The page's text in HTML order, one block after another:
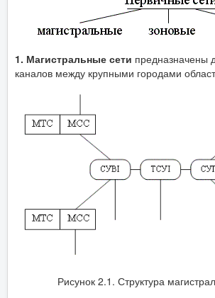
1. Магистральные сети предназначены
каналов между крупными городами
Рисунок 2.1. Структура